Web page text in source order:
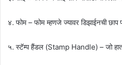
४. फोम – फोम म्हणजे ज्यावर डिझाईनची छाप
५. स्टॅम्प हैंडल (Stamp Handle) – जो